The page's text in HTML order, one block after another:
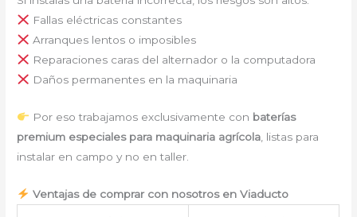
Fallas eléctricas constantes
Arranques lentos o imposibles
Reparaciones caras del alternador o la computadora
Daños permanentes en la maquinaria
Por eso trabajamos exclusivamente con baterías
premium especiales para maquinaria agrícola , listas para
instalar en campo y no en taller.
Ventajas de comprar con nosotros en Viaducto